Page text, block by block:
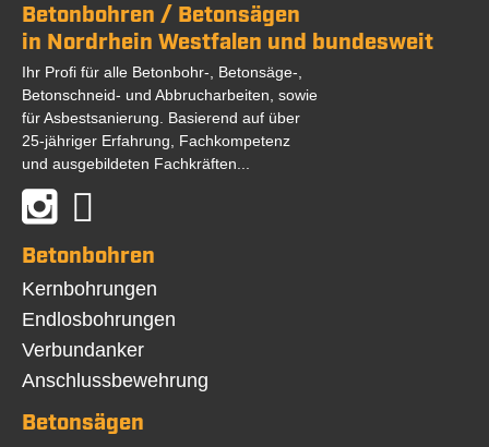
Betonbohren / Betonsägen
in Nordrhein Westfalen und bundesweit
Ihr Profi für alle Betonbohr-, Betonsäge-,
Betonschneid- und Abbrucharbeiten, sowie
für Asbestsanierung. Basierend auf über
25-jähriger Erfahrung, Fachkompetenz
und ausgebildeten Fachkräften...
Betonbohren
Navigation
überspringen
Kernbohrungen
Endlosbohrungen
Verbundanker
Anschlussbewehrung
Betonsägen